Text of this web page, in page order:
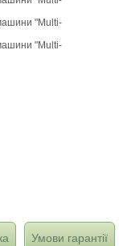
Умови гарантії